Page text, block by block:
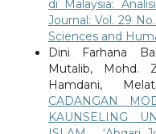
di Malaysia:
Journal: Vol. 29
Sciences and
Dini Farhana
Mutalib, Mohd.
Hamdani,
CADANGAN
KAUNSELING